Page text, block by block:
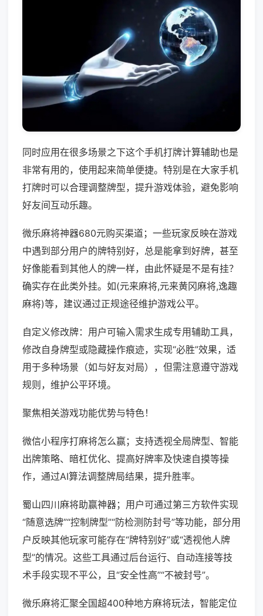
同时应用在很多场景之下这个手机打牌计算辅助也是
非常有用的，使用起来简单便捷。特别是在大家手机
打牌时可以合理调整牌型，提升游戏体验，避免影响
好友间互动乐趣。
微乐麻将神器680元购买渠道；一些玩家反映在游戏
中遇到部分用户的牌特别好，总是能拿到好牌，甚至
好像能看到其他人的牌一样，由此怀疑是不是有挂？
确实存在此类外挂。如(元来麻将,元来黄冈麻将,逸趣
麻将)等，建议通过正规途径维护游戏公平。
自定义修改牌：用户可输入需求生成专用辅助工具，
修改自身牌型或隐藏操作痕迹，实现“必胜”效果，适
用于多种场景（如与好友对局），但需注意遵守游戏
规则，维护公平环境。
聚焦相关游戏功能优势与特色！
微信小程序打麻将怎么赢；支持透视全局牌型、智能
出牌策略、暗杠优化、提高好牌率及快速自摸等操
作，通过AI算法调整牌局结果，提升胜率。
蜀山四川麻将助赢神器；用户可通过第三方软件实现
“随意选牌”“控制牌型”“防检测防封号”等功能，部分用
户反映其他玩家可能存在“牌特别好”或“透视他人牌
型”的情况。这些工具通过后台运行、自动连接等技
术手段实现不平公，且“安全性高”“不被封号”。
微乐麻将汇聚全国超400种地方麻将玩法，智能定位